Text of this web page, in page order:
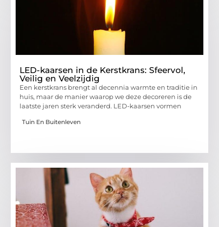
LED-kaarsen in de Kerstkrans: Sfeervol,
Veilig en Veelzijdig
Een kerstkrans brengt al decennia warmte en traditie in
huis, maar de manier waarop we deze decoreren is de
laatste jaren sterk veranderd. LED-kaarsen vormen
Tuin En Buitenleven